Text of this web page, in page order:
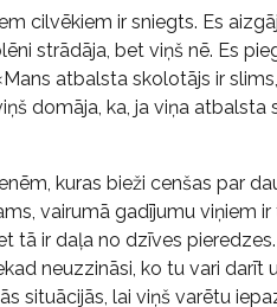
cilvēkiem ir sniegts. Es
strādāja, bet viņš nē. Es
atbalsta skolotājs ir
domāja, ka, ja viņa
kuras bieži cenšas par
vairumā gadījumu viņiem
tā ir daļa no dzīves
neuzzināsi, ko tu vari darīt
situācijās, lai viņš varētu